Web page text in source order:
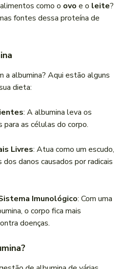
como o ovo e o leite?
fontes dessa proteína de
a albumina? Aqui estão alguns
dieta:
: A albumina leva os
as células do corpo.
Livres: Atua como um escudo,
danos causados por radicais
Imunológico: Com uma
o corpo fica mais
doenças.